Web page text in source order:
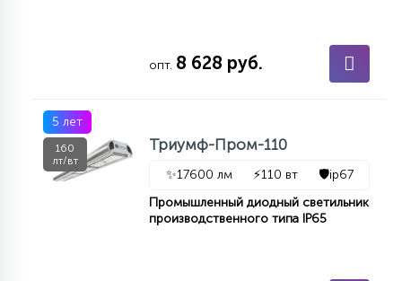
опт. 8 628 руб.
5 лет
160
лт/вт
Триумф-Пром-110
✨17600 лм ⚡110 вт 🛡️ip67
Промышленный диодный светильник
производственного типа IP65